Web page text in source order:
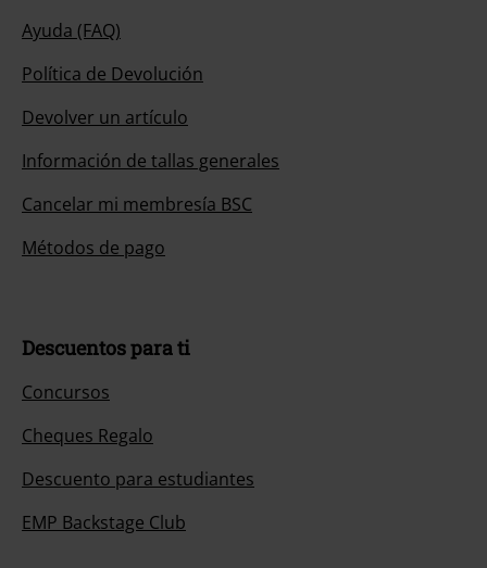
Ayuda (FAQ)
Política de Devolución
Devolver un artículo
Información de tallas generales
Cancelar mi membresía BSC
Métodos de pago
Descuentos para ti
Concursos
Cheques Regalo
Descuento para estudiantes
EMP Backstage Club